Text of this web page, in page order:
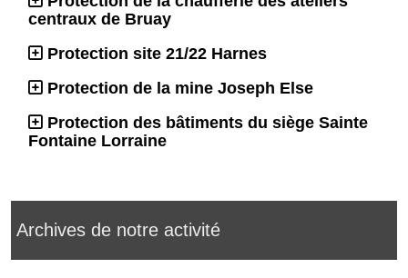
centraux de Bruay
Protection site 21/22 Harnes
Protection de la mine Joseph Else
Protection des bâtiments du siège Sainte
Fontaine Lorraine
Archives de notre activité